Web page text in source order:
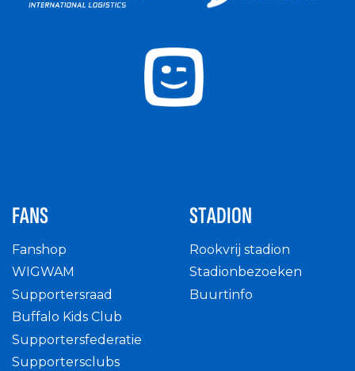
FANS
Fanshop
WIGWAM
Supportersraad
Buffalo Kids Club
Supportersfederatie
Supportersclubs
STADION
Rookvrij stadion
Stadionbezoeken
Buurtinfo